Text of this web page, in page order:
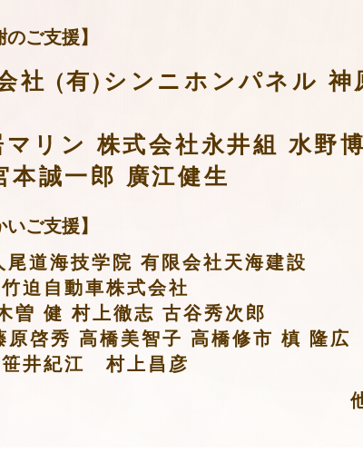
のご支援】
社 (有)シンニホンパネル神
マリン 株式会社永井組水野
本誠一郎 廣江健生
いご支援】
尾道海技学院 有限会社天海建設
竹迫自動車株式会社
曽 健 村上徹志 古谷秀次郎
原啓秀 高橋美智子 高橋修市 槙 隆広
井紀江 村上昌彦